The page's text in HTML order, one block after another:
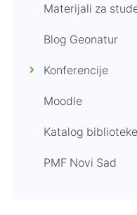
Materijali za
Blog Geonatur
Konferencije
Moodle
Katalog biblioteke
PMF Novi Sad